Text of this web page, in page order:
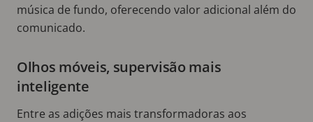
música de fundo, oferecendo valor adicional além do
comunicado.
Olhos móveis, supervisão mais
inteligente
Entre as adições mais transformadoras aos